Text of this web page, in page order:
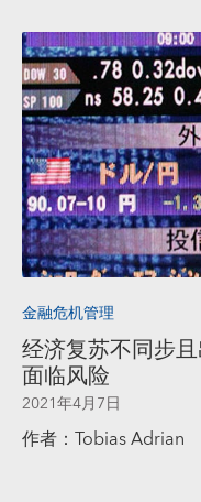
金融危机管理
经济复苏不同步
面临风险
2021年4月7日
作者：Tobias Adrian